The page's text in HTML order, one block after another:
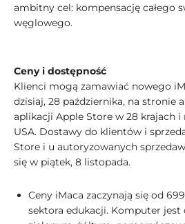
ambitny cel: kompensację całego
węglowego.
Ceny i dostępność
Klienci mogą zamawiać nowego
dzisiaj, 28 października, na stronie
aplikacji Apple Store w 28 krajach
USA. Dostawy do klientów i
Store i u autoryzowanych
się w piątek, 8 listopada.
Ceny iMaca zaczynają się od
sektora edukacji. Komputer